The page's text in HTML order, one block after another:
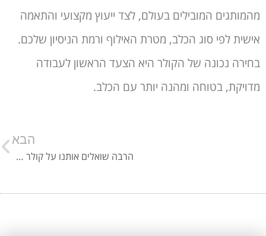
מהמותגים המובילים בעולם, לצד ייעוץ מקצועי והתאמה
אישית לפי סוג הכלב, מטרת האילוף ורמת הניסיון שלכם.
בחירה נכונה של הקולר היא הצעד הראשון לעבודה
מדויקת, בטוחה ומהנה יותר עם הכלב.
הבא
הרבה שואלים אותנו על קולר חנק – החלטנו לעשות לכם סדר